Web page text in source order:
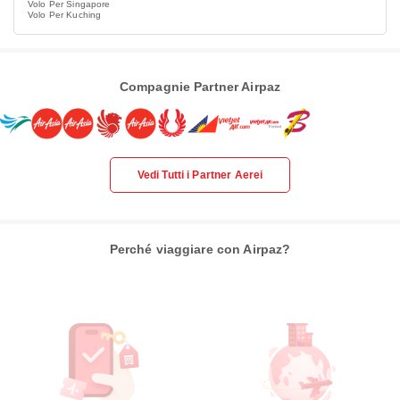
Volo Per Singapore
Volo Per Kuching
Compagnie Partner Airpaz
Vedi Tutti i Partner Aerei
Perché viaggiare con Airpaz?